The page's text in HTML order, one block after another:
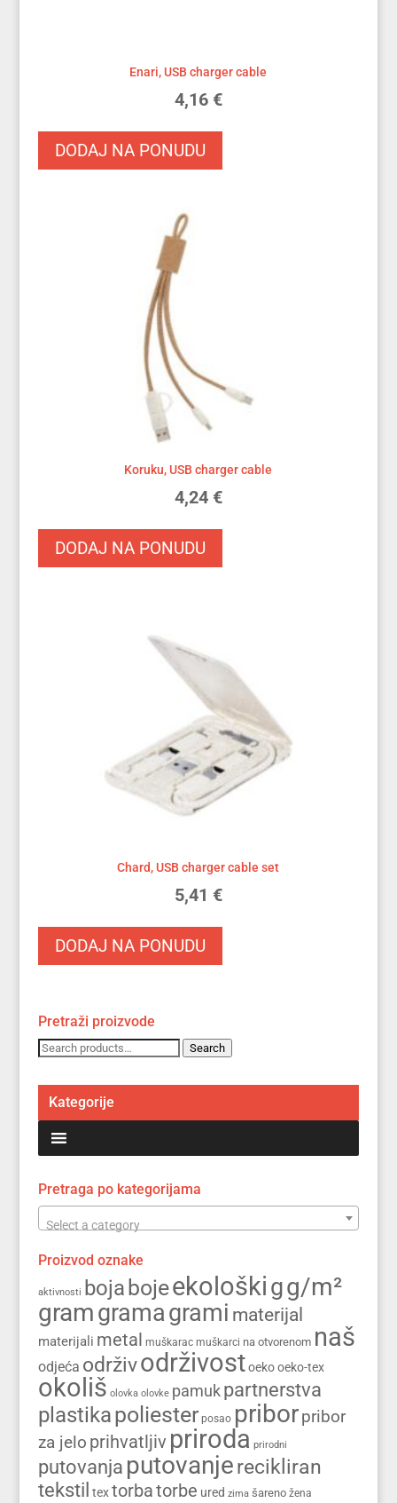
Enari, USB charger cable
4,16 €
DODAJ NA PONUDU
Koruku, USB charger cable
4,24 €
DODAJ NA PONUDU
Chard, USB charger cable set
5,41 €
DODAJ NA PONUDU
Pretraži proizvode
Search
Search
Kategorije
Pretraga po kategorijama
Select a category
Proizvod oznake
aktivnosti boja bojeekološkigg/m²
gramgramagrami materijal
materijali metal muškarac muškarci na otvorenom naš
odjeća održivodrživost oeko oeko-tex
okoliš olovka olovke pamuk partnerstva
plastikapoliester posao priborpribor
za jelo prihvatljiv priroda prirodni
putovanja putovanjerecikliran
tekstil tex torbatorbe ured zima šareno žena